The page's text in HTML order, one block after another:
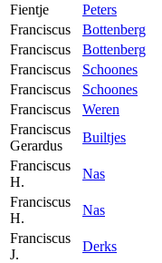
Fientje
Peters
Franciscus
Bottenberg
Franciscus
Bottenberg
Franciscus
Schoones
Franciscus
Schoones
Franciscus
Weren
Franciscus
Gerardus
Builtjes
Franciscus
H.
Nas
Franciscus
H.
Nas
Franciscus
J.
Derks